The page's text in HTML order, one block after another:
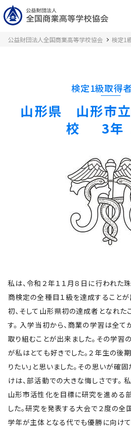
公益財団法人全国商業高等学校協会
検定1
検定1級取得
山形県 山形市
校 3年
私は、令和２年１１月８日に行われた
商検定の全種目１級を達成すること
初、そして山形県初の達成者となれた
す。 入学当初から、商業の学習は全て
取り組むことが出来ました。その学習
が私はとても好きでした。２年生の後
りたい」と思いました。その思いが確
けは、部活動での大きな悔しさです。
山形市活性化を目標に研究を進める
した。研究を発表する大会で２度の全
学年が主体となる代でも優勝に向けて